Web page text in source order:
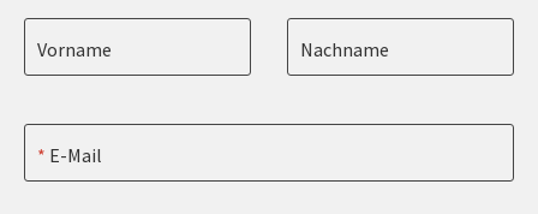
Vorname Nachname
E-Mail